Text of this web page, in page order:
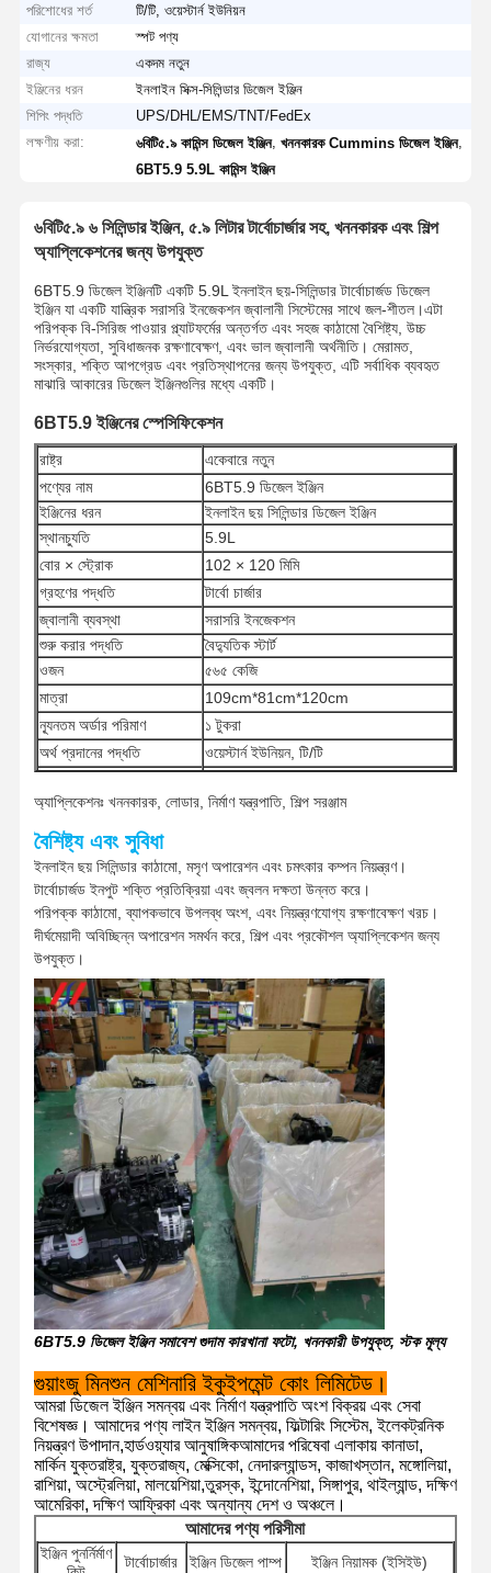
বাড়ি পণ্য ভিআর শো
পরিশোধের শর্ত
টি/টি, ওয়েস্টার্ন ইউনিয়ন
যোগানের ক্ষমতা
স্পট পণ্য
রাজ্য
একদম নতুন
ইঞ্জিনের ধরন
ইনলাইন সিক্স-সিলিন্ডার ডিজেল ইঞ্জিন
শিপিং পদ্ধতি
UPS/DHL/EMS/TNT/FedEx
লক্ষণীয় করা:
৬বিটি৫.৯ কামিন্স ডিজেল ইঞ্জিন,খননকারক Cummins ডিজেল ইঞ্জিন,
6BT5.9 5.9L কামিন্স ইঞ্জিন
৬বিটি৫.৯ ৬ সিলিন্ডার ইঞ্জিন, ৫.৯ লিটার টার্বোচার্জার সহ, খননকারক এবং শিল্প
অ্যাপ্লিকেশনের জন্য উপযুক্ত
6BT5.9 ডিজেল ইঞ্জিনটি একটি 5.9L ইনলাইন ছয়-সিলিন্ডার টার্বোচার্জড ডিজেল
ইঞ্জিন যা একটি যান্ত্রিক সরাসরি ইনজেকশন জ্বালানী সিস্টেমের সাথে জল-শীতল।এটা
পরিপক্ক বি-সিরিজ পাওয়ার প্ল্যাটফর্মের অন্তর্গত এবং সহজ কাঠামো বৈশিষ্ট্য, উচ্চ
নির্ভরযোগ্যতা, সুবিধাজনক রক্ষণাবেক্ষণ, এবং ভাল জ্বালানী অর্থনীতি। মেরামত,
সংস্কার, শক্তি আপগ্রেড এবং প্রতিস্থাপনের জন্য উপযুক্ত, এটি সর্বাধিক ব্যবহৃত
মাঝারি আকারের ডিজেল ইঞ্জিনগুলির মধ্যে একটি।
6BT5.9 ইঞ্জিনের স্পেসিফিকেশন
রাষ্ট্র
একেবারে নতুন
পণ্যের নাম
6BT5.9 ডিজেল ইঞ্জিন
ইঞ্জিনের ধরন
ইনলাইন ছয় সিলিন্ডার ডিজেল ইঞ্জিন
স্থানচ্যুতি
5.9L
বোর × স্ট্রোক
102 × 120 মিমি
গ্রহণের পদ্ধতি
টার্বো চার্জার
জ্বালানী ব্যবস্থা
সরাসরি ইনজেকশন
শুরু করার পদ্ধতি
বৈদ্যুতিক স্টার্ট
ওজন
৫৬৫ কেজি
মাত্রা
109cm*81cm*120cm
ন্যূনতম অর্ডার পরিমাণ
১ টুকরা
অর্থ প্রদানের পদ্ধতি
ওয়েস্টার্ন ইউনিয়ন, টি/টি
ইউপিএস / ডিএইচএল / ইএমএস / টিএনটি /
ফেডেক্স
অ্যাপ্লিকেশনঃ খননকারক, লোডার, নির্মাণ যন্ত্রপাতি, শিল্প সরঞ্জাম
বৈশিষ্ট্য এবং সুবিধা
ইনলাইন ছয় সিলিন্ডার কাঠামো, মসৃণ অপারেশন এবং চমৎকার কম্পন নিয়ন্ত্রণ।
টার্বোচার্জড ইনপুট শক্তি প্রতিক্রিয়া এবং জ্বলন দক্ষতা উন্নত করে।
পরিপক্ক কাঠামো, ব্যাপকভাবে উপলব্ধ অংশ, এবং নিয়ন্ত্রণযোগ্য রক্ষণাবেক্ষণ খরচ।
দীর্ঘমেয়াদী অবিচ্ছিন্ন অপারেশন সমর্থন করে, শিল্প এবং প্রকৌশল অ্যাপ্লিকেশন জন্য
উপযুক্ত।
6BT5.9 ডিজেল ইঞ্জিন সমাবেশ গুদাম কারখানা ফটো, খননকারী উপযুক্ত, স্টক মূল্য
গুয়াংজু মিনশুন মেশিনারি ইকুইপমেন্ট কোং লিমিটেড।
আমরা ডিজেল ইঞ্জিন সমন্বয় এবং নির্মাণ যন্ত্রপাতি অংশ বিক্রয় এবং সেবা
বিশেষজ্ঞ। আমাদের পণ্য লাইন ইঞ্জিন সমন্বয়, ফিল্টারিং সিস্টেম, ইলেকট্রনিক
নিয়ন্ত্রণ উপাদান,হার্ডওয়্যার আনুষাঙ্গিকআমাদের পরিষেবা এলাকায় কানাডা,
মার্কিন যুক্তরাষ্ট্র, যুক্তরাজ্য, মেক্সিকো, নেদারল্যান্ডস, কাজাখস্তান, মঙ্গোলিয়া,
রাশিয়া, অস্ট্রেলিয়া, মালয়েশিয়া,তুরস্ক, ইন্দোনেশিয়া, সিঙ্গাপুর, থাইল্যান্ড, দক্ষিণ
আমেরিকা, দক্ষিণ আফ্রিকা এবং অন্যান্য দেশ ও অঞ্চলে।
আমাদের পণ্য পরিসীমা
ইঞ্জিন পুনর্নির্মাণ
টার্বোচার্জার ইঞ্জিন ডিজেল পাম্প ইঞ্জিন নিয়ামক (ইসিইউ)